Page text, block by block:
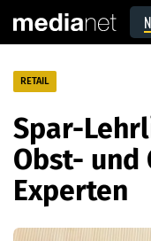
RETAIL
Spar-
Obst- und
Experten